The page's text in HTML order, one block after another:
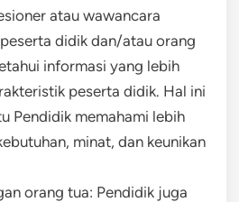
atau wawancara
didik dan/atau orang
informasi yang lebih
peserta didik. Hal ini
Pendidik memahami lebih
minat, dan keunikan
orang tua: Pendidik juga